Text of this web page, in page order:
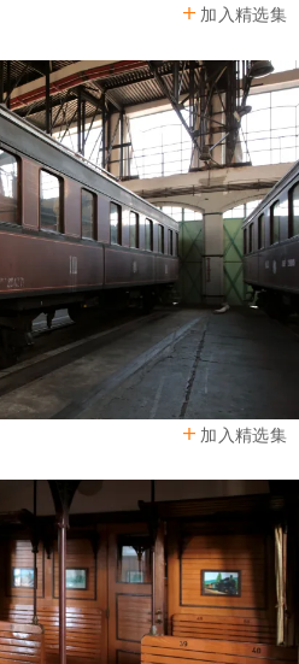
加入精选集
加入精选集